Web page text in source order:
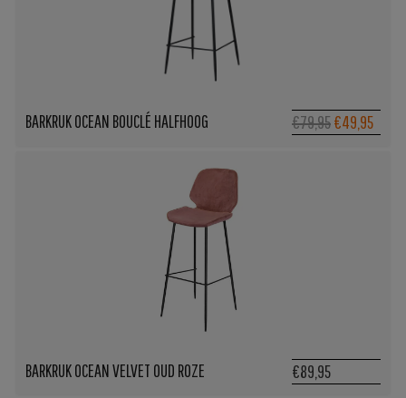
BARKRUK OCEAN BOUCLÉ HALFHOOG €79,95€49,95
BARKRUK OCEAN VELVET OUD ROZE €89,95